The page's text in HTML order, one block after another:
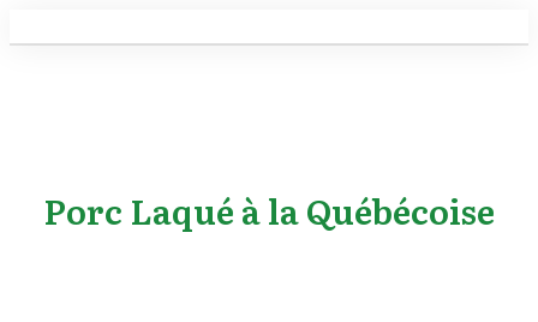
Porc Laqué à la Québécoise